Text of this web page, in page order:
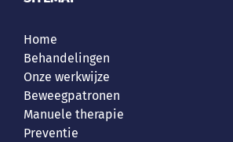
Kees Lamper
Home
Behandelingen
Onze werkwijze
Beweegpatronen
Manuele therapie
Preventie